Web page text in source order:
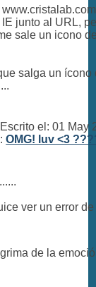
IE junto al URL,
sale un icono
salga un ícono
el: 01 May
OMG! luv <3
ver un error
de la